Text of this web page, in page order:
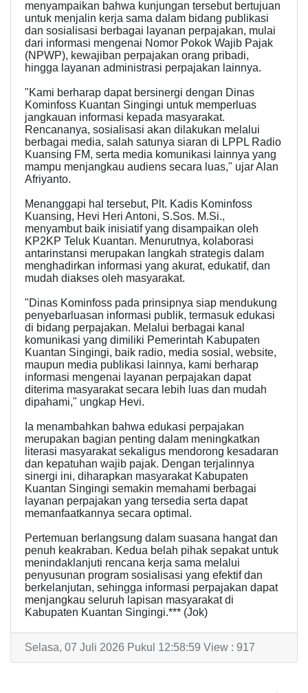
menyampaikan bahwa kunjungan tersebut bertujuan
untuk menjalin kerja sama dalam bidang publikasi
dan sosialisasi berbagai layanan perpajakan, mulai
dari informasi mengenai Nomor Pokok Wajib Pajak
(NPWP), kewajiban perpajakan orang pribadi,
hingga layanan administrasi perpajakan lainnya.
"Kami berharap dapat bersinergi dengan Dinas
Kominfoss Kuantan Singingi untuk memperluas
jangkauan informasi kepada masyarakat.
Rencananya, sosialisasi akan dilakukan melalui
berbagai media, salah satunya siaran di LPPL Radio
Kuansing FM, serta media komunikasi lainnya yang
mampu menjangkau audiens secara luas," ujar Alan
Afriyanto.
Menanggapi hal tersebut, Plt. Kadis Kominfoss
Kuansing, Hevi Heri Antoni, S.Sos. M.Si.,
menyambut baik inisiatif yang disampaikan oleh
KP2KP Teluk Kuantan. Menurutnya, kolaborasi
antarinstansi merupakan langkah strategis dalam
menghadirkan informasi yang akurat, edukatif, dan
mudah diakses oleh masyarakat.
"Dinas Kominfoss pada prinsipnya siap mendukung
penyebarluasan informasi publik, termasuk edukasi
di bidang perpajakan. Melalui berbagai kanal
komunikasi yang dimiliki Pemerintah Kabupaten
Kuantan Singingi, baik radio, media sosial, website,
maupun media publikasi lainnya, kami berharap
informasi mengenai layanan perpajakan dapat
diterima masyarakat secara lebih luas dan mudah
dipahami," ungkap Hevi.
Ia menambahkan bahwa edukasi perpajakan
merupakan bagian penting dalam meningkatkan
literasi masyarakat sekaligus mendorong kesadaran
dan kepatuhan wajib pajak. Dengan terjalinnya
sinergi ini, diharapkan masyarakat Kabupaten
Kuantan Singingi semakin memahami berbagai
layanan perpajakan yang tersedia serta dapat
memanfaatkannya secara optimal.
Pertemuan berlangsung dalam suasana hangat dan
penuh keakraban. Kedua belah pihak sepakat untuk
menindaklanjuti rencana kerja sama melalui
penyusunan program sosialisasi yang efektif dan
berkelanjutan, sehingga informasi perpajakan dapat
menjangkau seluruh lapisan masyarakat di
Kabupaten Kuantan Singingi.*** (Jok)
Selasa, 07 Juli 2026 Pukul 12:58:59 View : 917